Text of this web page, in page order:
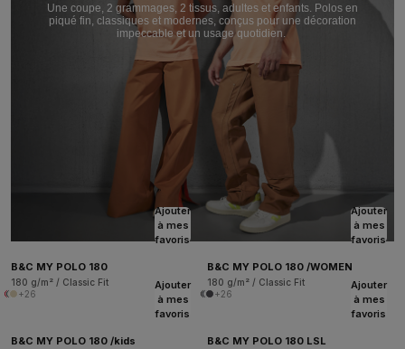
Une coupe, 2 grammages, 2 tissus, adultes et enfants. Polos en
piqué fin, classiques et modernes, conçus pour une décoration
impeccable et un usage quotidien.
Ajouter
à mes
favoris
B&C MY POLO 180
180 g/m² / Classic Fit
+26
Ajouter
à mes
favoris
B&C MY POLO 180 /WOMEN
180 g/m² / Classic Fit
+26
Ajouter
à mes
favoris
B&C MY POLO 180 /kids
Ajouter
à mes
favoris
B&C MY POLO 180 LSL